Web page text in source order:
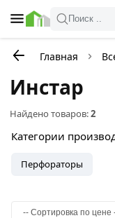
Поиск ..
Главная
Инстар
Найдено товаров:2
Категории
Перфораторы